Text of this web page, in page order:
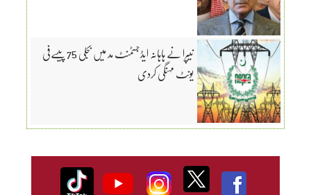
نیپرا نے ہاہانہ ایڈجسٹمنٹ مد میں بجلی 75 پیسےفی
یونٹ مہنگی کردی